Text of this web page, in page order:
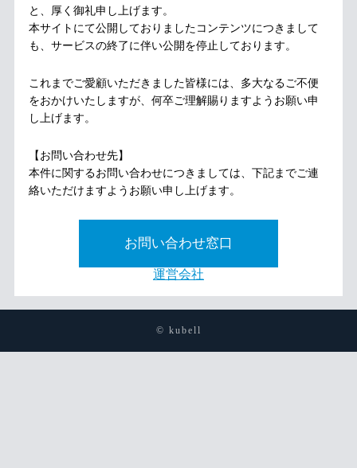
と、厚く御礼申し上げます。
本サイトにて公開しておりましたコンテンツにつきまして
も、サービスの終了に伴い公開を停止しております。
これまでご愛顧いただきました皆様には、多大なるご不便
をおかけいたしますが、何卒ご理解賜りますようお願い申
し上げます。
【お問い合わせ先】
本件に関するお問い合わせにつきましては、下記までご連
絡いただけますようお願い申し上げます。
お問い合わせ窓口
運営会社
© kubell